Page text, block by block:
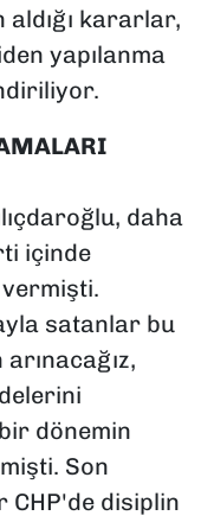
aldığı kararlar,
yapılanma
daha
içinde
vermişti.
satanlar bu
dönemin
Son
CHP'de disiplin